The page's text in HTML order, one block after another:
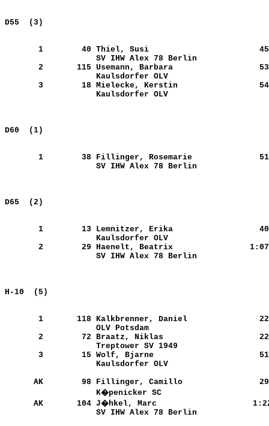
D55
       1
       40
Thiel, Susi
SV IHW Alex 78 Berlin
       2
      115
Usemann, Barbara
Kaulsdorfer OLV
       3
       18
Mielecke, Kerstin
Kaulsdorfer OLV
D60
       1
       38
Fillinger, Rosemarie
SV IHW Alex 78 Berlin
D65
       1
       13
Lemnitzer, Erika
Kaulsdorfer OLV
       2
       29
Haenelt, Beatrix
SV IHW Alex 78 Berlin
H-10
       1
      118
Kalkbrenner, Daniel
OLV Potsdam
       2
       72
Braatz, Niklas
Treptower SV 1949
       3
       15
Wolf, Bjarne
Kaulsdorfer OLV
      AK
       98
Fillinger, Camillo
K�penicker SC
      AK
      104
J�hkel, Marc
SV IHW Alex 78 Berlin